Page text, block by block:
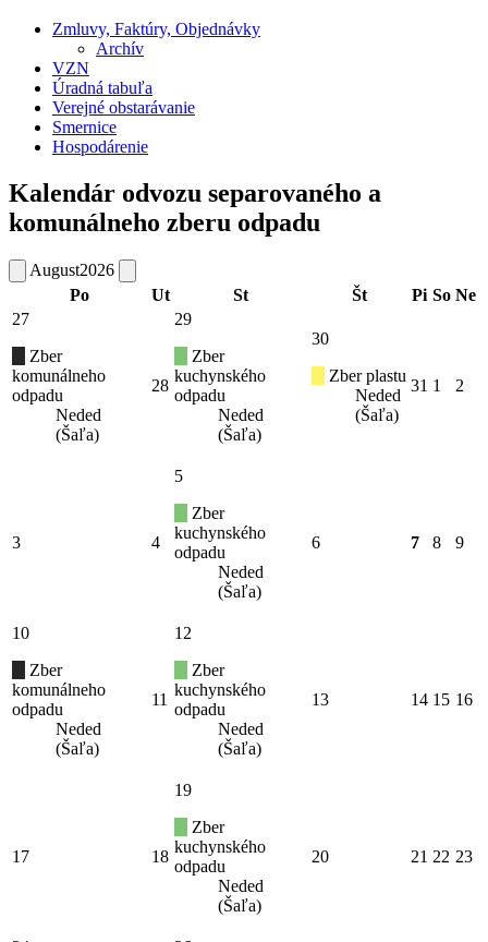
Zmluvy, Faktúry, Objednávky
Archív
VZN
Úradná tabuľa
Verejné obstarávanie
Smernice
Hospodárenie
Kalendár odvozu separovaného a
komunálneho zberu odpadu
August2026
Po
Ut St Št Pi So Ne
27
Zber
komunálneho
odpadu
Neded
(Šaľa)
28
29
Zber
kuchynského
odpadu
Neded
(Šaľa)
30
Zber plastu
Neded
(Šaľa)
31 1 2
3 4
5
Zber
kuchynského
odpadu
Neded
(Šaľa)
6 7 8 9
10
Zber
komunálneho
odpadu
Neded
(Šaľa)
11
12
Zber
kuchynského
odpadu
Neded
(Šaľa)
13 14 15 16
17 18
19
Zber
kuchynského
odpadu
Neded
(Šaľa)
20 21 22 23